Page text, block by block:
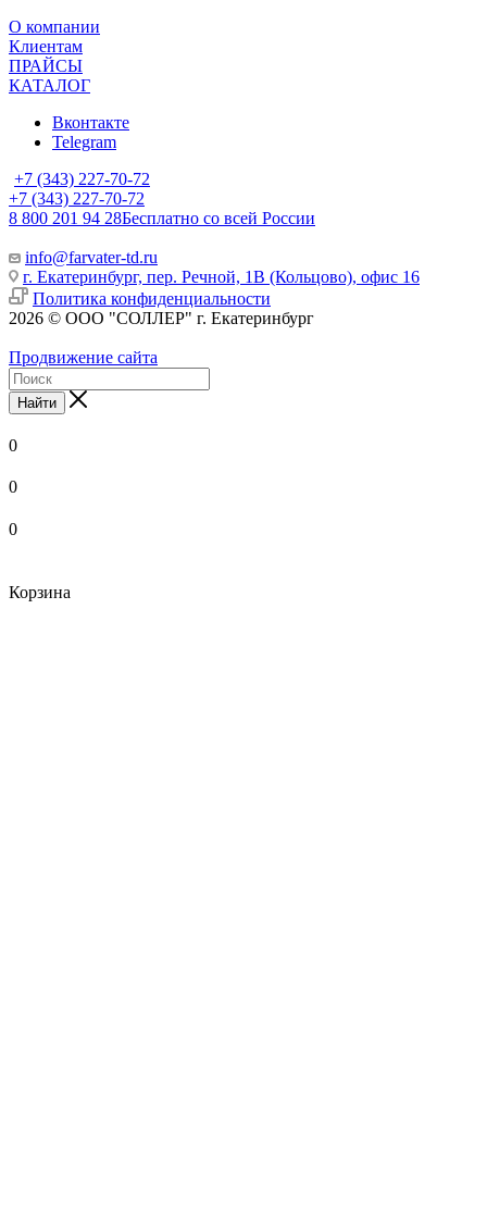
О компании
Клиентам
ПРАЙСЫ
КАТАЛОГ
Вконтакте
Telegram
+7 (343) 227-70-72
+7 (343) 227-70-72
8 800 201 94 28Бесплатно со всей России
info@farvater-td.ru
г. Екатеринбург, пер. Речной, 1В (Кольцово), офис 16
Политика конфиденциальности
2026 © ООО "СОЛЛЕР" г. Екатеринбург
Продвижение сайта
Найти
0
0
0
Корзина